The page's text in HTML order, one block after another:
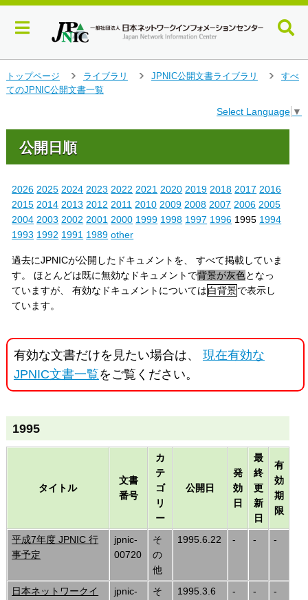
イ
ン
トップページ
＞
ライブラリ
JPNIC公開文書ライブラリ
すべ
てのJPNIC公開文書一覧
Select Language ▼
公開日順
2026 2025 2024 2023 2022 2021 2020 2019 2018 2017 2016
2015 2014 2013 2012 2011 2010 2009 2008 2007 2006 2005
2004 2003 2002 2001 2000 1999 1998 1997 1996 1995 1994
1993 1992 1991 1989 other
過去にJPNICが公開したドキュメントを、 すべて掲載していま
す。 ほとんどは既に無効なドキュメントで背景が灰色となっ
ていますが、 有効なドキュメントについては白背景で表示し
ています。
有効な文書だけを見たい場合は、 現在有効な
JPNIC文書一覧をご覧ください。
1995
タイトル
文書
番号
カ
テ
ゴ
リ
ー
公開日
発
効
日
最
終
更
新
日
有
効
期
限
平成7年度 JPNIC 行
事予定
jpnic-
00720
そ
の
他
1995.6.22 - - -
日本ネットワークイ
jpnic-
そ
1995.3.6 - - -